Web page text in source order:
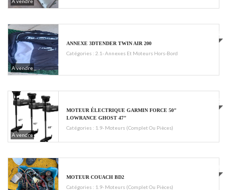
A vendre
€399
ANNEXE 3DTENDER TWIN AIR 200
Catégories : 2.1- Annexes Et Moteurs Hors-Bord
A vendre
€2800
MOTEUR ÉLECTRIQUE GARMIN FORCE 50"
LOWRANCE GHOST 47"
Catégories : 1.9- Moteurs (complet Ou Pièces)
6500€
MOTEUR COUACH BD2
Catégories : 1.9- Moteurs (complet Ou Pièces)